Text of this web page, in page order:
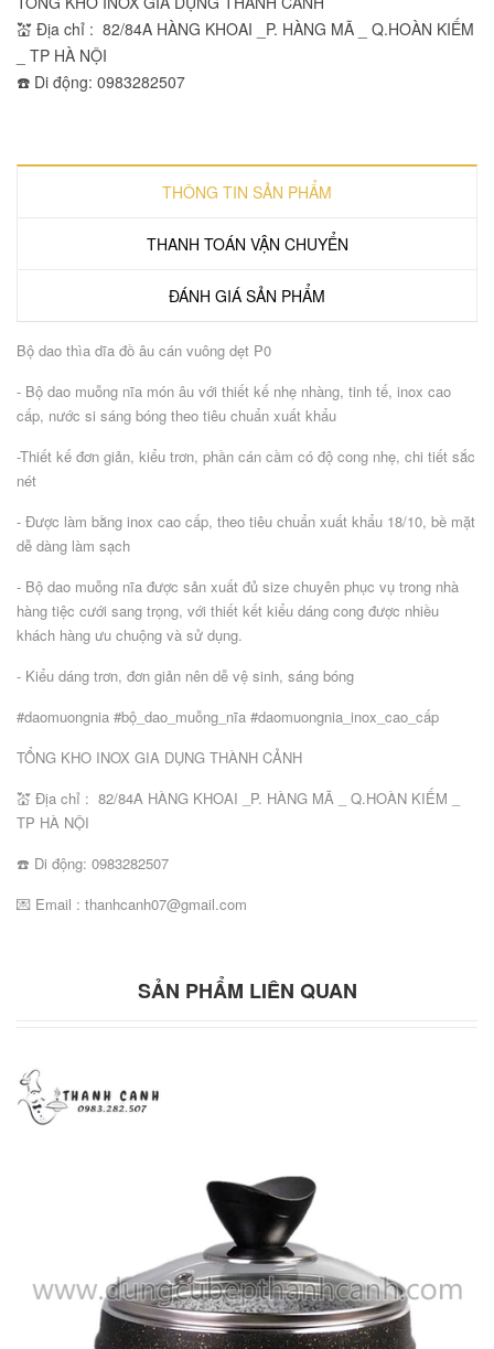
💒 Địa chỉ : 82/84A HÀNG KHOAI _P. HÀNG MÃ _ Q.HOÀN KIẾM
_ TP HÀ NỘI
☎️ Di động: 0983282507
THÔNG TIN SẢN PHẨM
THANH TOÁN VẬN CHUYỂN
ĐÁNH GIÁ SẢN PHẨM
Bộ dao thìa dĩa đồ âu cán vuông dẹt P0
- Bộ dao muỗng nĩa món âu với thiết kế nhẹ nhàng, tinh tế, inox cao
cấp, nước si sáng bóng theo tiêu chuẩn xuất khẩu
-Thiết kế đơn giản, kiểu trơn, phần cán cầm có độ cong nhẹ, chi tiết sắc
nét
- Được làm bằng inox cao cấp, theo tiêu chuẩn xuất khẩu 18/10, bề mặt
dễ dàng làm sạch
- Bộ dao muỗng nĩa được sản xuất đủ size chuyên phục vụ trong nhà
hàng tiệc cưới sang trọng, với thiết kết kiểu dáng cong được nhiều
khách hàng ưu chuộng và sử dụng.
- Kiểu dáng trơn, đơn giản nên dễ vệ sinh, sáng bóng
#daomuongnia #bộ_dao_muỗng_nĩa #daomuongnia_inox_cao_cấp
TỔNG KHO INOX GIA DỤNG THÀNH CẢNH
💒 Địa chỉ : 82/84A HÀNG KHOAI _P. HÀNG MÃ _ Q.HOÀN KIẾM _
TP HÀ NỘI
☎️ Di động: 0983282507
💌 Email : thanhcanh07@gmail.com
SẢN PHẨM LIÊN QUAN